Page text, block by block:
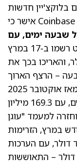
אישר כי Coinbase
קרנות סל על ביטקוין על בסיס ספוט רשמו ב‑17 במרץ
202 מיליון דולר, והאריכו בכך את
– הרצף הארוך
ביותר מאז אוקטובר 2025. iShares Bitcoin Trust של
עם
169.3 מיליון
למעמד "עוגן
במרץ, הזרימות
ל‑1.34 מיליארד דולר, עם הערכות
ל‑2.8 מיליארד דולר – התאוששות